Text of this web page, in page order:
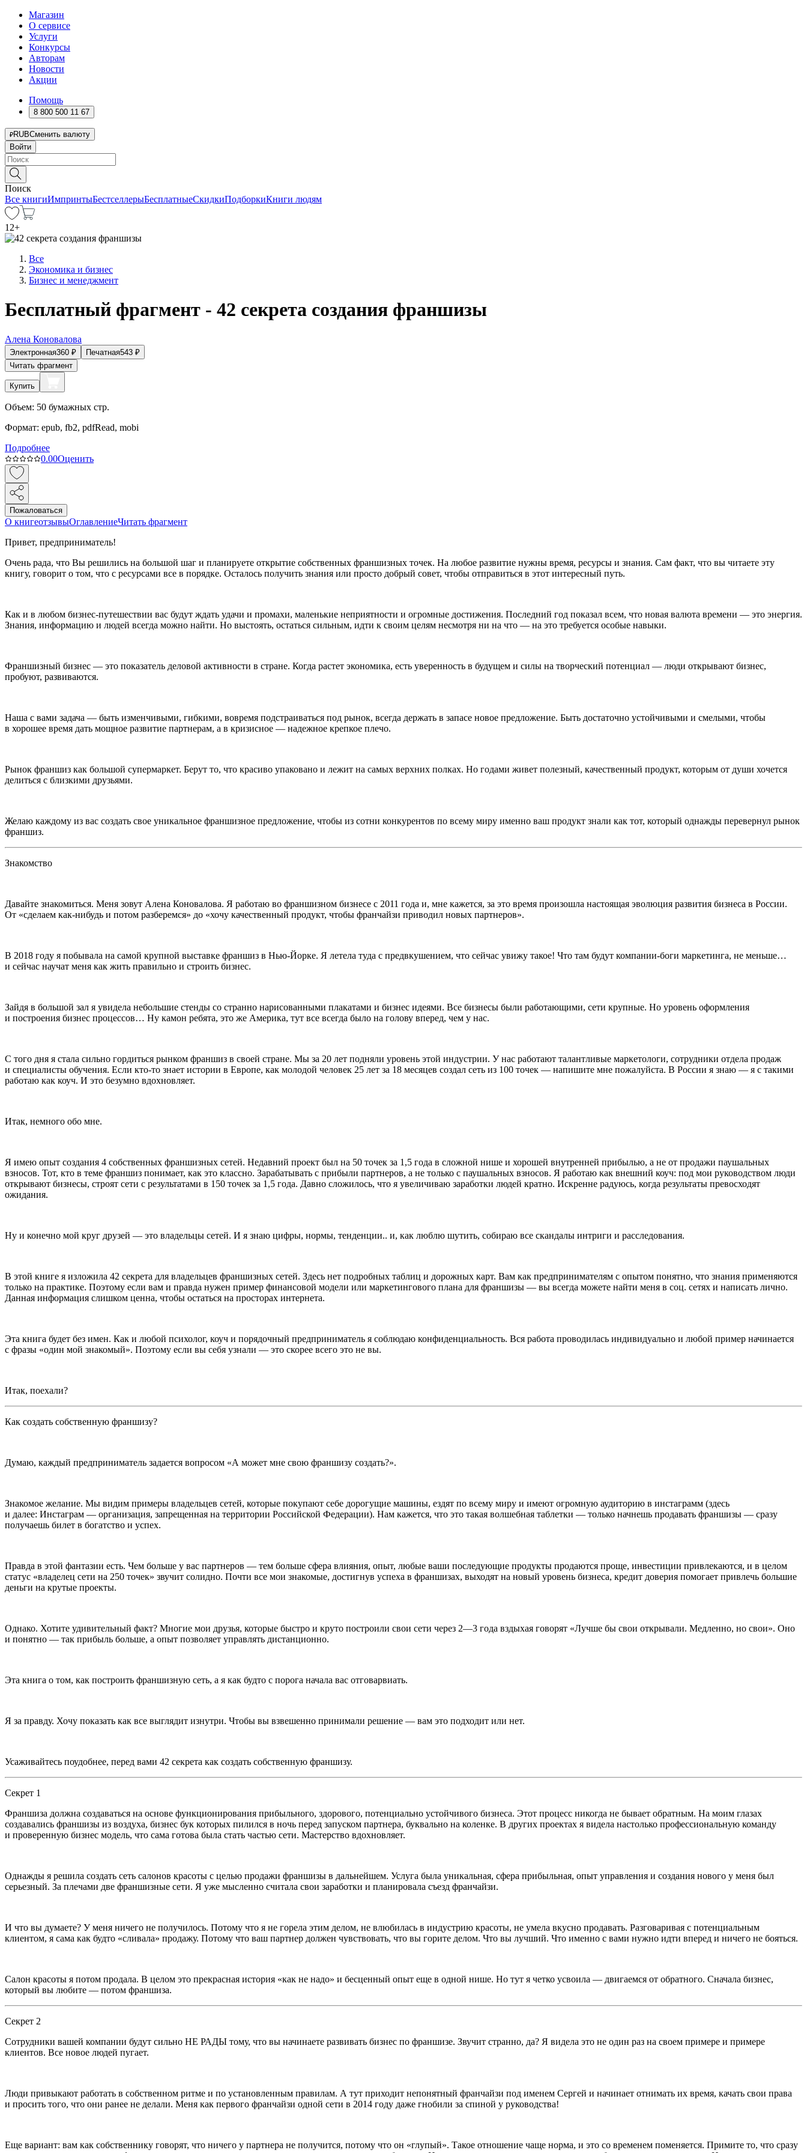
Магазин
О сервисе
Услуги
Конкурсы
Авторам
Новости
Акции
Помощь
8 800 500 11 67
RUBСменить валюту
Войти
Поиск
Все книгиИмпринтыБестселлерыБесплатныеСкидкиПодборкиКниги людям
12+
Все
Экономика и бизнес
Бизнес и менеджмент
Бесплатный фрагмент - 42 секрета создания франшизы
Алена Коновалова
Электронная360 ₽ Печатная543 ₽
Читать фрагмент
Купить
Объем: 50 бумажных стр.
Формат: epub, fb2, pdfRead, mobi
Подробнее
0.00Оценить
Пожаловаться
О книгеотзывыОглавлениеЧитать фрагмент
Привет, предприниматель!
Очень рада, что Вы решились на большой шаг и планируете открытие собственных франшизных точек. На любое развитие нужны время, ресурсы и знания. Сам факт, что вы читаете эту
книгу, говорит о том, что с ресурсами все в порядке. Осталось получить знания или просто добрый совет, чтобы отправиться в этот интересный путь.
Как и в любом бизнес-путешествии вас будут ждать удачи и промахи, маленькие неприятности и огромные достижения. Последний год показал всем, что новая валюта времени — это энергия.
Знания, информацию и людей всегда можно найти. Но выстоять, остаться сильным, идти к своим целям несмотря ни на что — на это требуется особые навыки.
Франшизный бизнес — это показатель деловой активности в стране. Когда растет экономика, есть уверенность в будущем и силы на творческий потенциал — люди открывают бизнес,
пробуют, развиваются.
Наша с вами задача — быть изменчивыми, гибкими, вовремя подстраиваться под рынок, всегда держать в запасе новое предложение. Быть достаточно устойчивыми и смелыми, чтобы
в хорошее время дать мощное развитие партнерам, а в кризисное — надежное крепкое плечо.
Рынок франшиз как большой супермаркет. Берут то, что красиво упаковано и лежит на самых верхних полках. Но годами живет полезный, качественный продукт, которым от души хочется
делиться с близкими друзьями.
Желаю каждому из вас создать свое уникальное франшизное предложение, чтобы из сотни конкурентов по всему миру именно ваш продукт знали как тот, который однажды перевернул рынок
франшиз.
Знакомство
Давайте знакомиться. Меня зовут Алена Коновалова. Я работаю во франшизном бизнесе с 2011 года и, мне кажется, за это время произошла настоящая эволюция развития бизнеса в России.
От «сделаем как-нибудь и потом разберемся» до «хочу качественный продукт, чтобы франчайзи приводил новых партнеров».
В 2018 году я побывала на самой крупной выставке франшиз в Нью-Йорке. Я летела туда с предвкушением, что сейчас увижу такое! Что там будут компании-боги маркетинга, не меньше…
и сейчас научат меня как жить правильно и строить бизнес.
Зайдя в большой зал я увидела небольшие стенды со странно нарисованными плакатами и бизнес идеями. Все бизнесы были работающими, сети крупные. Но уровень оформления
и построения бизнес процессов… Ну камон ребята, это же Америка, тут все всегда было на голову вперед, чем у нас.
С того дня я стала сильно гордиться рынком франшиз в своей стране. Мы за 20 лет подняли уровень этой индустрии. У нас работают талантливые маркетологи, сотрудники отдела продаж
и специалисты обучения. Если кто-то знает истории в Европе, как молодой человек 25 лет за 18 месяцев создал сеть из 100 точек — напишите мне пожалуйста. В России я знаю — я с такими
работаю как коуч. И это безумно вдохновляет.
Итак, немного обо мне.
Я имею опыт создания 4 собственных франшизных сетей. Недавний проект был на 50 точек за 1,5 года в сложной нише и хорошей внутренней прибылью, а не от продажи паушальных
взносов. Тот, кто в теме франшиз понимает, как это классно. Зарабатывать с прибыли партнеров, а не только с паушальных взносов. Я работаю как внешний коуч: под мои руководством люди
открывают бизнесы, строят сети с результатами в 150 точек за 1,5 года. Давно сложилось, что я увеличиваю заработки людей кратно. Искренне радуюсь, когда результаты превосходят
ожидания.
Ну и конечно мой круг друзей — это владельцы сетей. И я знаю цифры, нормы, тенденции.. и, как люблю шутить, собираю все скандалы интриги и расследования.
В этой книге я изложила 42 секрета для владельцев франшизных сетей. Здесь нет подробных таблиц и дорожных карт. Вам как предпринимателям с опытом понятно, что знания применяются
только на практике. Поэтому если вам и правда нужен пример финансовой модели или маркетингового плана для франшизы — вы всегда можете найти меня в соц. сетях и написать лично.
Данная информация слишком ценна, чтобы остаться на просторах интернета.
Эта книга будет без имен. Как и любой психолог, коуч и порядочный предприниматель я соблюдаю конфиденциальность. Вся работа проводилась индивидуально и любой пример начинается
с фразы «один мой знакомый». Поэтому если вы себя узнали — это скорее всего это не вы.
Итак, поехали?
Как создать собственную франшизу?
Думаю, каждый предприниматель задается вопросом «А может мне свою франшизу создать?».
Знакомое желание. Мы видим примеры владельцев сетей, которые покупают себе дорогущие машины, ездят по всему миру и имеют огромную аудиторию в инстаграмм (здесь
и далее: Инстаграм — организация, запрещенная на территории Российской Федерации). Нам кажется, что это такая волшебная таблетки — только начнешь продавать франшизы — сразу
получаешь билет в богатство и успех.
Правда в этой фантазии есть. Чем больше у вас партнеров — тем больше сфера влияния, опыт, любые ваши последующие продукты продаются проще, инвестиции привлекаются, и в целом
статус «владелец сети на 250 точек» звучит солидно. Почти все мои знакомые, достигнув успеха в франшизах, выходят на новый уровень бизнеса, кредит доверия помогает привлечь большие
деньги на крутые проекты.
Однако. Хотите удивительный факт? Многие мои друзья, которые быстро и круто построили свои сети через 2—3 года вздыхая говорят «Лучше бы свои открывали. Медленно, но свои». Оно
и понятно — так прибыль больше, а опыт позволяет управлять дистанционно.
Эта книга о том, как построить франшизную сеть, а я как будто с порога начала вас отговарвиать.
Я за правду. Хочу показать как все выглядит изнутри. Чтобы вы взвешенно принимали решение — вам это подходит или нет.
Усаживайтесь поудобнее, перед вами 42 секрета как создать собственную франшизу.
Секрет 1
Франшиза должна создаваться на основе функционирования прибыльного, здорового, потенциально устойчивого бизнеса. Этот процесс никогда не бывает обратным. На моим глазах
создавались франшизы из воздуха, бизнес бук которых пилился в ночь перед запуском партнера, буквально на коленке. В других проектах я видела настолько профессиональную команду
и проверенную бизнес модель, что сама готова была стать частью сети. Мастерство вдохновляет.
Однажды я решила создать сеть салонов красоты с целью продажи франшизы в дальнейшем. Услуга была уникальная, сфера прибыльная, опыт управления и создания нового у меня был
серьезный. За плечами две франшизные сети. Я уже мысленно считала свои заработки и планировала съезд франчайзи.
И что вы думаете? У меня ничего не получилось. Потому что я не горела этим делом, не влюбилась в индустрию красоты, не умела вкусно продавать. Разговаривая с потенциальным
клиентом, я сама как будто «сливала» продажу. Потому что ваш партнер должен чувствовать, что вы горите делом. Что вы лучший. Что именно с вами нужно идти вперед и ничего не бояться.
Салон красоты я потом продала. В целом это прекрасная история «как не надо» и бесценный опыт еще в одной нише. Но тут я четко усвоила — двигаемся от обратного. Сначала бизнес,
который вы любите — потом франшиза.
Секрет 2
Сотрудники вашей компании будут сильно НЕ РАДЫ тому, что вы начинаете развивать бизнес по франшизе. Звучит странно, да? Я видела это не один раз на своем примере и примере
клиентов. Все новое людей пугает.
Люди привыкают работать в собственном ритме и по установленным правилам. А тут приходит непонятный франчайзи под именем Сергей и начинает отнимать их время, качать свои права
и просить того, что они ранее не делали. Меня как первого франчайзи одной сети в 2014 году даже гнобили за спиной у руководства!
Еще вариант: вам как собственнику говорят, что ничего у партнера не получится, потому что он «глупый». Такое отношение чаще норма, и это со временем поменяется. Примите то, что сразу